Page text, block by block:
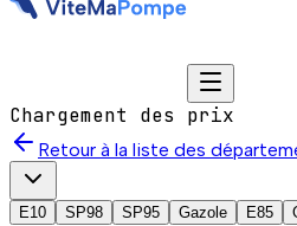
Chargement des prix
Retour à la liste des
E10 SP98 SP95 Gazole E85